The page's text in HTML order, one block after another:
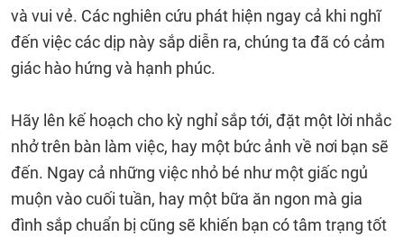
và vui vẻ. Các nghiên cứu phát hiện ngay cả khi nghĩ
đến việc các dịp này sắp diễn ra, chúng ta đã có cảm
giác hào hứng và hạnh phúc.
Hãy lên kế hoạch cho kỳ nghỉ sắp tới, đặt một lời nhắc
nhở trên bàn làm việc, hay một bức ảnh về nơi bạn sẽ
đến. Ngay cả những việc nhỏ bé như một giấc ngủ
muộn vào cuối tuần, hay một bữa ăn ngon mà gia
đình sắp chuẩn bị cũng sẽ khiến bạn có tâm trạng tốt